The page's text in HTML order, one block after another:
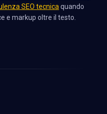
SEO tecnica quando
e markup oltre il testo.